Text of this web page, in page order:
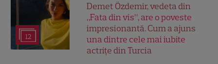
12
Demet Özdemir, vedeta din
„Fata din vis”, are o poveste
impresionantă. Cum a ajuns
una dintre cele mai iubite
actrițe din Turcia